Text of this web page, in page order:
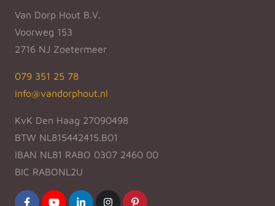
Van Dorp Hout B.V.
Voorweg 153
2716 NJ Zoetermeer
079 351 25 78
info@vandorphout.nl
KvK Den Haag 27090498
BTW NL815442415.B01
IBAN NL81 RABO 0307 2460 00
BIC RABONL2U